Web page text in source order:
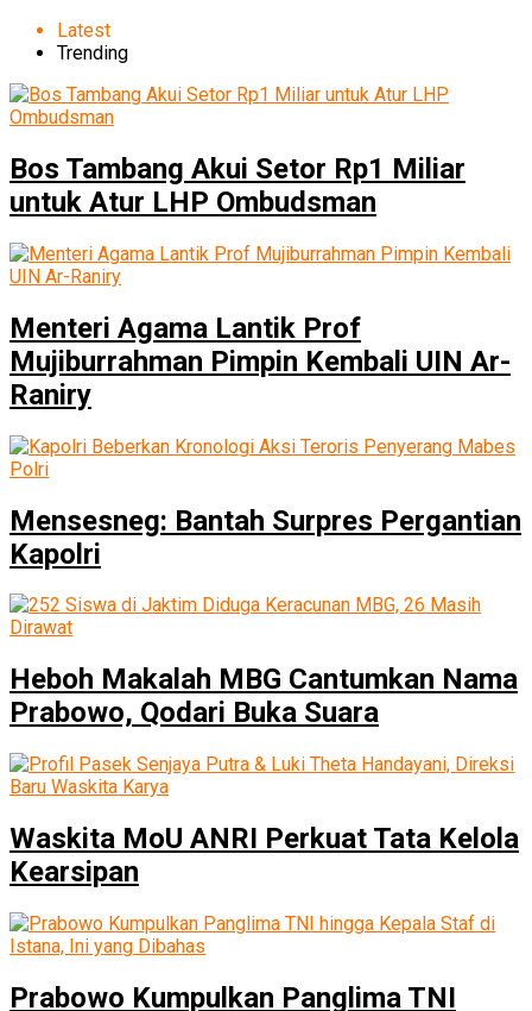
Latest
Trending
Bos Tambang Akui Setor Rp1 Miliar
untuk Atur LHP Ombudsman
Menteri Agama Lantik Prof
Mujiburrahman Pimpin Kembali UIN Ar-
Raniry
Mensesneg: Bantah Surpres Pergantian
Kapolri
Heboh Makalah MBG Cantumkan Nama
Prabowo, Qodari Buka Suara
Waskita MoU ANRI Perkuat Tata Kelola
Kearsipan
Prabowo Kumpulkan Panglima TNI